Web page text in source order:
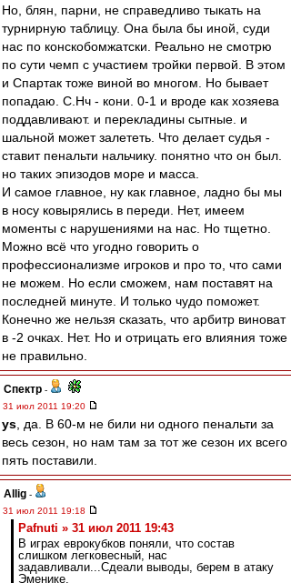
Но, блян, парни, не справедливо тыкать на
турнирную таблицу. Она была бы иной, суди
нас по конскобомжатски. Реально не смотрю
по сути чемп с участием тройки первой. В этом
и Спартак тоже виной во многом. Но бывает
попадаю. С.Нч - кони. 0-1 и вроде как хозяева
поддавливают. и перекладины сытные. и
шальной может залететь. Что делает судья -
ставит пенальти нальчику. понятно что он был.
но таких эпизодов море и масса.
И самое главное, ну как главное, ладно бы мы
в носу ковырялись в переди. Нет, имеем
моменты с нарушениями на нас. Но тщетно.
Можно всё что угодно говорить о
профессионализме игроков и про то, что сами
не можем. Но если сможем, нам поставят на
последней минуте. И только чудо поможет.
Конечно же нельзя сказать, что арбитр виноват
в -2 очках. Нет. Но и отрицать его влияния тоже
не правильно.
Спектр -
31 июл 2011 19:20
ys , да. В 60-м не били ни одного пенальти за
весь сезон, но нам там за тот же сезон их всего
пять поставили.
Allig -
31 июл 2011 19:18
Pafnuti » 31 июл 2011 19:43
В играх еврокубков поняли, что состав
слишком легковесный, нас
задавливали...Сдеали выводы, берем в атаку
Эменике.